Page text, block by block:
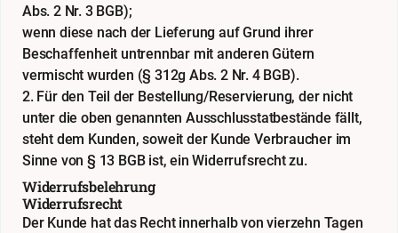
Abs. 2 Nr. 3 BGB);
wenn diese nach der Lieferung auf Grund ihrer
Beschaffenheit untrennbar mit anderen Gütern
vermischt wurden (§ 312g Abs. 2 Nr. 4 BGB).
2. Für den Teil der Bestellung/Reservierung, der nicht
unter die oben genannten Ausschlusstatbestände fällt,
steht dem Kunden, soweit der Kunde Verbraucher im
Sinne von § 13 BGB ist, ein Widerrufsrecht zu.
Widerrufsbelehrung
Widerrufsrecht
Der Kunde hat das Recht innerhalb von vierzehn Tagen